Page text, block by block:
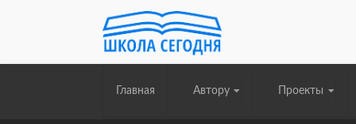
Главная Автору Проекты